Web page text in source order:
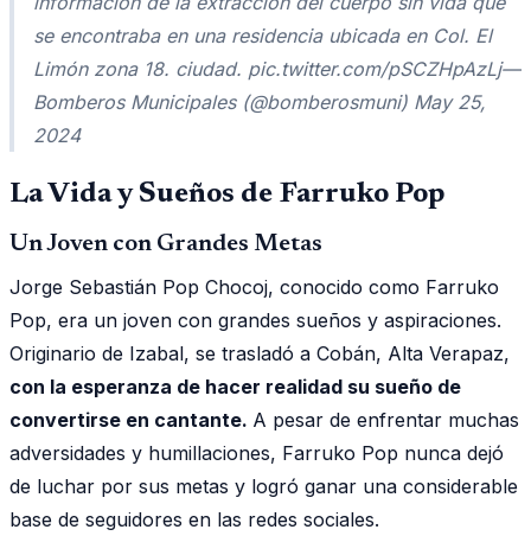
se encontraba en una residencia ubicada en Col. El
Limón zona 18. ciudad. pic.twitter.com/pSCZHpAzLj—
Bomberos Municipales (@bomberosmuni) May 25,
2024
La Vida y Sueños de Farruko Pop
Un Joven con Grandes Metas
Jorge Sebastián Pop Chocoj, conocido como Farruko
Pop, era un joven con grandes sueños y aspiraciones.
Originario de Izabal, se trasladó a Cobán, Alta Verapaz,
con la esperanza de hacer realidad su sueño de
convertirse en cantante. A pesar de enfrentar muchas
adversidades y humillaciones, Farruko Pop nunca dejó
de luchar por sus metas y logró ganar una considerable
base de seguidores en las redes sociales.